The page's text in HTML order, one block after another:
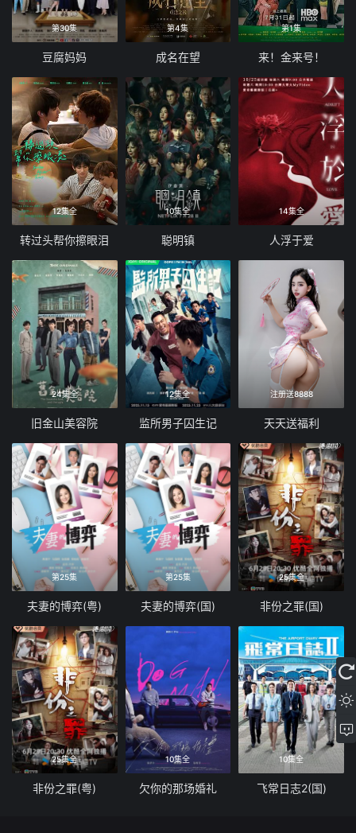
第30集
豆腐妈妈
第4集
成名在望
第1集
来！金来号！
12集全
转过头帮你擦眼泪
10集全
聪明镇
14集全
人浮于爱
24集全
旧金山美容院
12集全
监所男子囚生记
注册送8888
天天送福利
第25集
夫妻的博弈(粤)
第25集
夫妻的博弈(国)
25集全
非份之罪(国)
25集全
非份之罪(粤)
10集全
欠你的那场婚礼
10集全
飞常日志2(国)